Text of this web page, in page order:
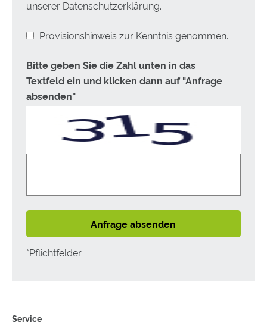
unserer Datenschutzerklärung.
Provisionshinweis zur Kenntnis genommen.
Bitte geben Sie die Zahl unten in das
Textfeld ein und klicken dann auf "Anfrage
absenden"
Anfrage absenden
*Pflichtfelder
Service